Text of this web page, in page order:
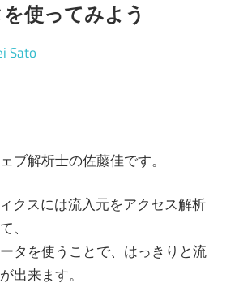
使ってみよう
Sato
ブ解析士の佐藤佳です。
クスには流入元をアクセス解析
、
タを使うことで、はっきりと流
出来ます。